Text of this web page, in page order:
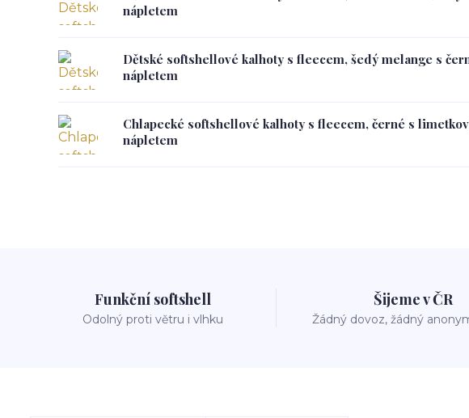
nápletem
Dětské softshellové kalhoty s fleecem, šedý melange s
nápletem
Chlapecké softshellové kalhoty s fleecem, černé s
nápletem
Funkční softshell
Odolný proti větru i vlhku
Šijeme v ČR
Žádný dovoz, žádný